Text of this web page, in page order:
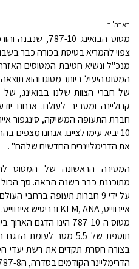
בארה"ב".
מטוס הבואינג
צפוי להמריא בטיסת בכורה כבר
מנכ"ל ונשיא חטיבת המטוסים
המטוס היעיל ביותר מסוגו והוא
של חברי הצוות שלנו בבואינג,
קרוליינה ומסביב לעולם. אנחנו
10 יביא עימו לציים. אנחנו מצפים
את הדרימליינרים החדשים שלהם" .
המסירה הראשונה של המטוס
על ידי 9 חברות תעופה ברחבי
איירווייס, KLM, ANA ובריטיש איירווייס.
תוספת של 5.5 מטר
בצורה חסרת תקדים את רשת יעדי
הדרימליינר הקודמים בסדרה, ה787-8 וה787-9.